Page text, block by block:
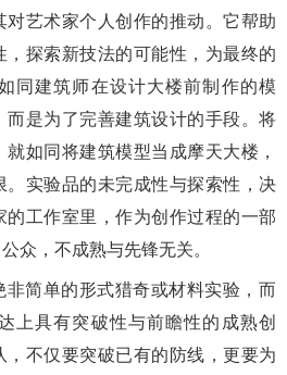
对艺术家个人创作的推动。它帮助
探索新技法的可能性，为最终的
同建筑师在设计大楼前制作的模
而是为了完善建筑设计的手段。将
如同将建筑模型当成摩天大楼，
。实验品的未完成性与探索性，决
的工作室里，作为创作过程的一部
众，不成熟与先锋无关。
非简单的形式猎奇或材料实验，而
上具有突破性与前瞻性的成熟创
不仅要突破已有的防线，更要为